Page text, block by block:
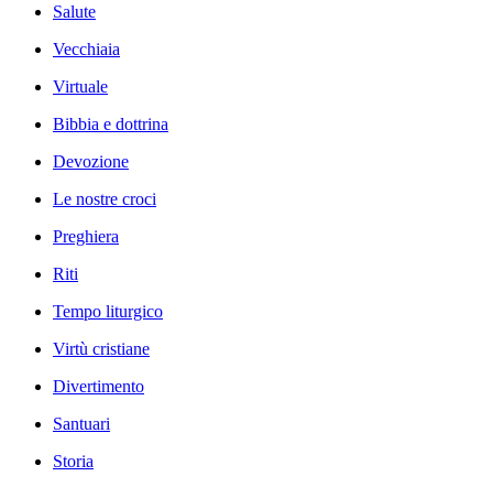
Salute
Vecchiaia
Virtuale
Bibbia e dottrina
Devozione
Le nostre croci
Preghiera
Riti
Tempo liturgico
Virtù cristiane
Divertimento
Santuari
Storia